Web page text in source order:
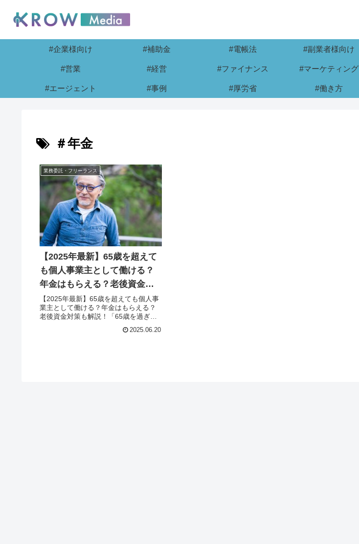
#企業様向け #補助金 #電帳法 #副業者様向け
#営業 #経営 #ファイナンス #マーケティング
#エージェント #事例 #厚労省 #働き方
＃年金
業務委託・フリーランス
【2025年最新】65歳を超えて
も個人事業主として働ける？
年金はもらえる？老後資金対
策も解説！
【2025年最新】65歳を超えても個人事
業主として働ける？年金はもらえる？
老後資金対策も解説！「65歳を過ぎて
れるの？本当にもらえるの？」そんな
2025.06.20